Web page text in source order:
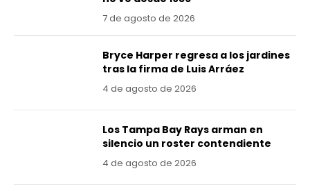
7 de agosto de 2026
Bryce Harper regresa a los jardines
tras la firma de Luis Arráez
4 de agosto de 2026
Los Tampa Bay Rays arman en
silencio un roster contendiente
4 de agosto de 2026